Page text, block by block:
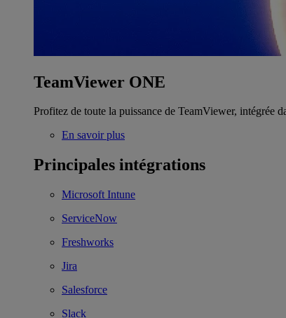
TeamViewer ONE
Profitez de toute la puissance de TeamViewer, intégrée
En savoir plus
Principales intégrations
Microsoft Intune
ServiceNow
Freshworks
Jira
Salesforce
Slack